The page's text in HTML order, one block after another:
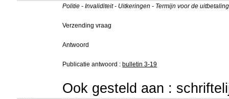
Politie - Invaliditeit - Uitkeringen - Termijn voor de
Verzending vraag
Antwoord
Publicatie antwoord : bulletin 3-19
Ook gesteld aan :